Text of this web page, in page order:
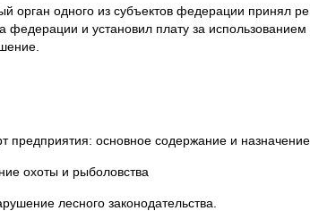
орган одного из субъектов федерации принял
федерации и установил плату за
предприятия: основное содержание и назначение.
охоты и рыболовства
лесного законодательства.